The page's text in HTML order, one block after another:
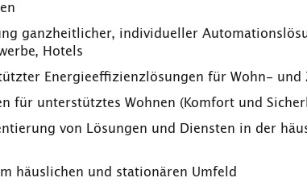
ganzheitlicher, individueller
Hotels
Energieeffizienzlösungen für Wohn- und
für unterstütztes Wohnen (Komfort und
von Lösungen und Diensten in der
häuslichen und stationären Umfeld